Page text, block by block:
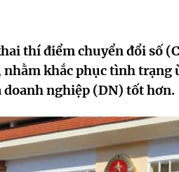
thí điểm chuyển đổi số
khắc phục tình trạng
doanh nghiệp (DN) tốt hơn.